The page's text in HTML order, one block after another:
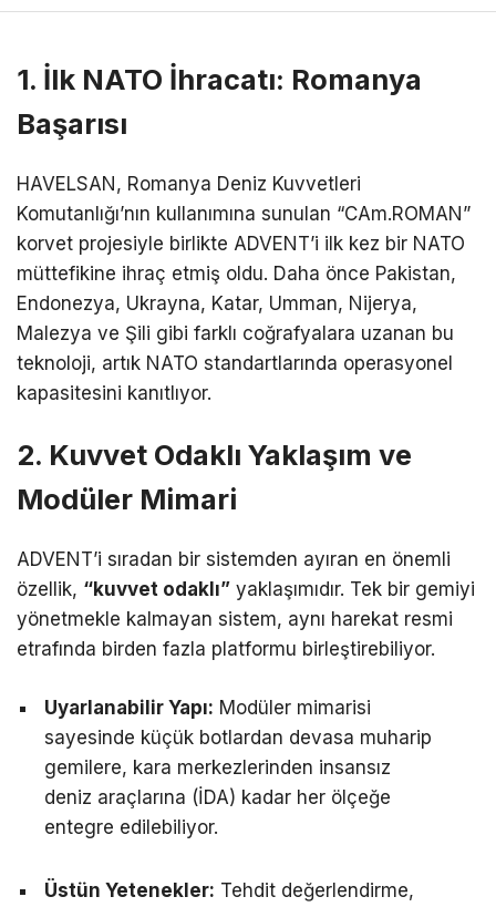
1. İlk NATO İhracatı: Romanya
Başarısı
HAVELSAN, Romanya Deniz Kuvvetleri
Komutanlığı’nın kullanımına sunulan “CAm.ROMAN”
korvet projesiyle birlikte ADVENT’i ilk kez bir NATO
müttefikine ihraç etmiş oldu. Daha önce Pakistan,
Endonezya, Ukrayna, Katar, Umman, Nijerya,
Malezya ve Şili gibi farklı coğrafyalara uzanan bu
teknoloji, artık NATO standartlarında operasyonel
kapasitesini kanıtlıyor.
2. Kuvvet Odaklı Yaklaşım ve
Modüler Mimari
ADVENT’i sıradan bir sistemden ayıran en önemli
özellik, “kuvvet odaklı” yaklaşımıdır. Tek bir gemiyi
yönetmekle kalmayan sistem, aynı harekat resmi
etrafında birden fazla platformu birleştirebiliyor.
Uyarlanabilir Yapı: Modüler mimarisi
sayesinde küçük botlardan devasa muharip
gemilere, kara merkezlerinden insansız
deniz araçlarına (İDA) kadar her ölçeğe
entegre edilebiliyor.
Üstün Yetenekler: Tehdit değerlendirme,